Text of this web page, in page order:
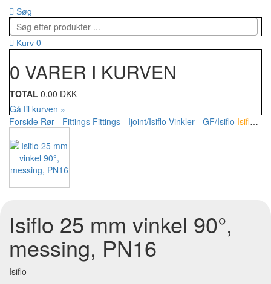
Søg
Kurv 0
0 VARER I KURVEN
TOTAL 0,00 DKK
Gå til kurven »
Forside Rør - Fittings Fittings - Ijoint/Isiflo Vinkler - GF/Isiflo Isiflo 25 mm vinkel 90°, messing, PN16
Isiflo 25 mm vinkel 90°,
messing, PN16
Isiflo